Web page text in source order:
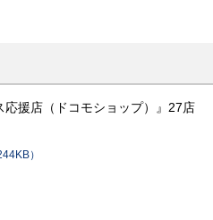
援店（ドコモショップ）』27店
）